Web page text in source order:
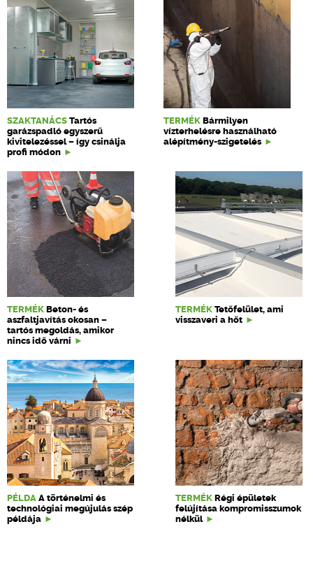
SZAKTANÁCS Tartós
garázspadló egyszerű
kivitelezéssel – így csinálja
profi módon
TERMÉK Bármilyen
vízterhelésre használható
alépítmény-szigetelés
TERMÉK Beton- és
aszfaltjavítás okosan –
tartós megoldás, amikor
nincs idő várni
TERMÉK Tetőfelület, ami
visszaveri a hőt
PÉLDA A történelmi és
technológiai megújulás szép
példája
TERMÉK Régi épületek
felújítása kompromisszumok
nélkül